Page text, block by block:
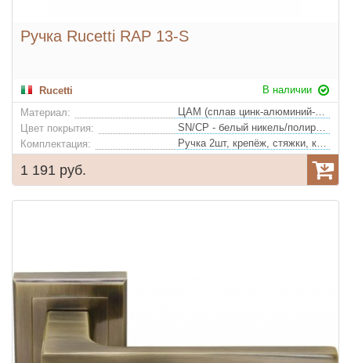
Ручка Rucetti RAP 13-S
Rucetti
В наличии
Материал:
ЦАМ (сплав цинк-алюминий-медь)
Цвет покрытия:
SN/CP - белый никель/полированный хром
Комплектация:
Ручка 2шт, крепёж, стяжки, квадрат
1 191 руб.